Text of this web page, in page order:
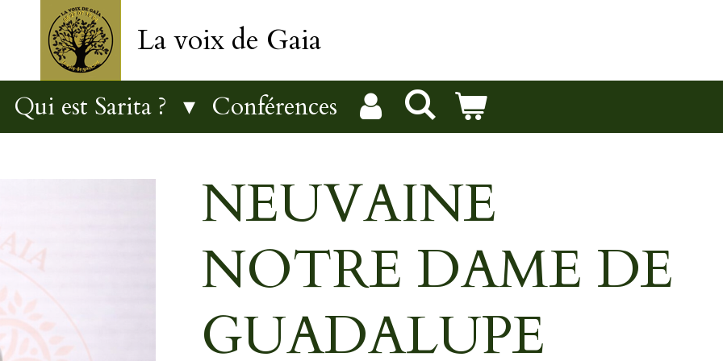
La voix de Gaia
Qui est Sarita ? Conférences
NEUVAINE
NOTRE DAME DE
GUADALUPE